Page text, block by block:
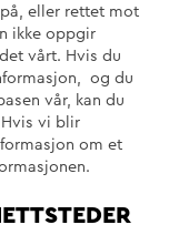
eller rettet mot
ikke oppgir
vårt. Hvis du
og du
vår, kan du
Hvis vi blir
om et